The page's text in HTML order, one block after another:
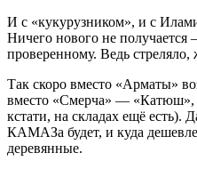
И с «кукурузником», и с
Ничего нового не получается
проверенному. Ведь
Так скоро вместо «Арматы»
вместо «Смерча» — «Катюш»,
кстати, на складах ещё есть).
КАМАЗа будет, и куда
деревянные.